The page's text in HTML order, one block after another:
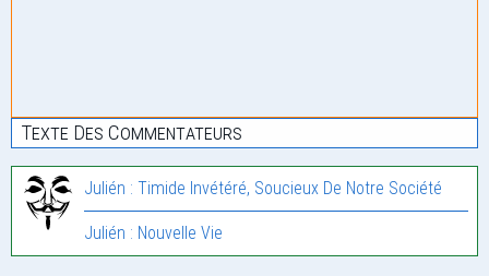
Texte Des Commentateurs
Julién : Timide Invétéré, Soucieux De Notre Société
Julién : Nouvelle Vie